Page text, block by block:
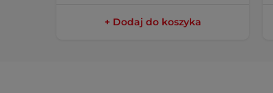
+ Dodaj do koszyka